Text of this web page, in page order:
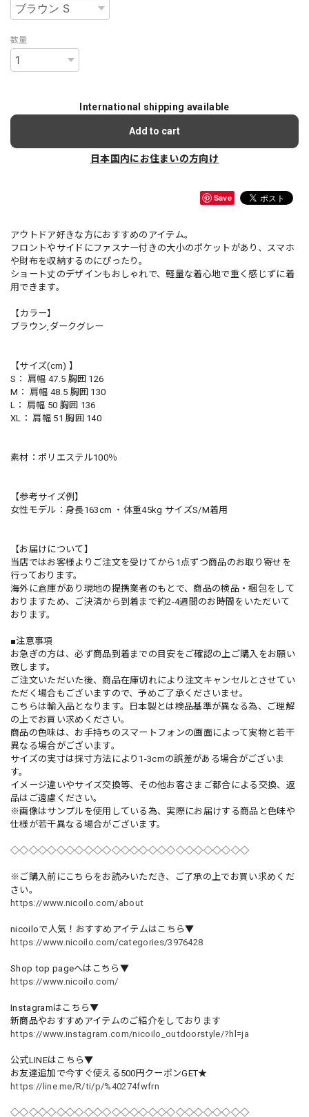
数量
International shipping available
Add to cart
日本国内にお住まいの方向け
Save
アウトドア好きな方におすすめのアイテム。
フロントやサイドにファスナー付きの大小のポケットがあり、スマホ
や財布を収納するのにぴったり。
ショート丈のデザインもおしゃれで、軽量な着心地で重く感じずに着
用できます。
【カラー】
ブラウン,ダークグレー
【サイズ(cm) 】
S： 肩幅 47.5 胸囲 126
M： 肩幅 48.5 胸囲 130
L： 肩幅 50 胸囲 136
XL： 肩幅 51 胸囲 140
素材：ポリエステル100％
【参考サイズ例】
女性モデル：身長163cm ・体重45kg サイズS/M着用
【お届けについて】
当店ではお客様よりご注文を受けてから1点ずつ商品のお取り寄せを
行っております。
海外に倉庫があり現地の提携業者のもとで、商品の検品・梱包をして
おりますため、ご決済から到着まで約2-4週間のお時間をいただいて
おります。
■注意事項
お急ぎの方は、必ず商品到着までの目安をご確認の上ご購入をお願い
致します。
ご注文いただいた後、商品在庫切れにより注文キャンセルとさせてい
ただく場合もございますので、予めご了承くださいませ。
こちらは輸入品となります。日本製とは検品基準が異なる為、ご理解
の上でお買い求めください。
商品の色味は、お手持ちのスマートフォンの画面によって実物と若干
異なる場合がございます。
サイズの実寸は採寸方法により1-3cmの誤差がある場合がございま
す。
イメージ違いやサイズ交換等、その他お客さまご都合による交換、返
品はご遠慮ください。
※画像はサンプルを使用している為、実際にお届けする商品と色味や
仕様が若干異なる場合がございます。
◇◇◇◇◇◇◇◇◇◇◇◇◇◇◇◇◇◇◇◇◇◇◇◇◇◇
※ご購入前にこちらをお読みいただき、ご了承の上でお買い求めくだ
さい。
https://www.nicoilo.com/about
nicoiloで人気！おすすめアイテムはこちら▼
https://www.nicoilo.com/categories/3976428
Shop top pageへはこちら▼
https://www.nicoilo.com/
Instagramはこちら▼
新商品やおすすめアイテムのご紹介をしております
https://www.instagram.com/nicoilo_outdoorstyle/?hl=ja
公式LINEはこちら▼
お友達追加で今すぐ使える500円クーポンGET★
https://line.me/R/ti/p/%40274fwfrn
◇◇◇◇◇◇◇◇◇◇◇◇◇◇◇◇◇◇◇◇◇◇◇◇◇◇